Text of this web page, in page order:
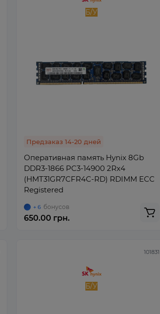
Б/У
Предзаказ 14-20 дней
Оперативная память Hynix 8Gb
DDR3-1866 PC3-14900 2Rx4
(HMT31GR7CFR4C-RD) RDIMM ECC
Registered
+ 6 бонусов
650.00 грн.
101831
Б/У